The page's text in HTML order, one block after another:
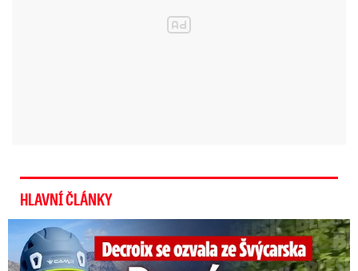
HLAVNÍ ČLÁNKY
Decroix se ozvala z Alp: První slova po provalení románku